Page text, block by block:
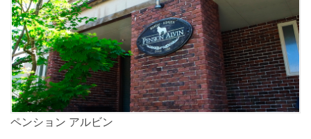
ペンション アルビン